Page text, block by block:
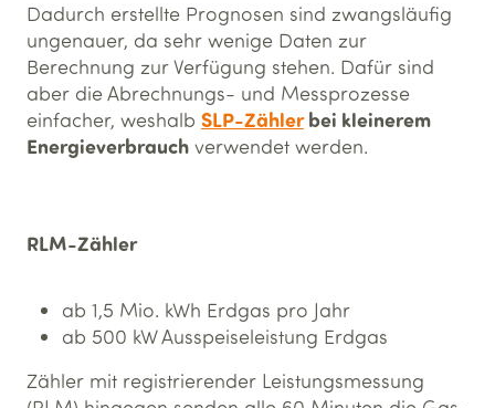
Dadurch erstellte Prognosen sind zwangsläufig
ungenauer, da sehr wenige Daten zur
Berechnung zur Verfügung stehen. Dafür sind
aber die Abrechnungs- und Messprozesse
einfacher, weshalb SLP-Zählerbei kleinerem
Energieverbrauch verwendet werden.
RLM-Zähler
ab 1,5 Mio. kWh Erdgas pro Jahr
ab 500 kW Ausspeiseleistung Erdgas
Zähler mit registrierender Leistungsmessung